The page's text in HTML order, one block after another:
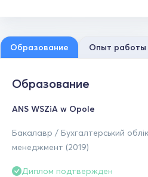
Образование Опыт работы
Образование
ANS WSZiA w Opole
Бакалавр / Бухгалтерський
менеджмент (2019)
Диплом подтвержден